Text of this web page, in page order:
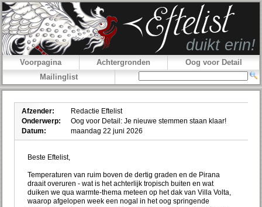
Voorpagina Achtergronden
Oog voor Detail
Mailinglist
Afzender:
Redactie Eftelist
Onderwerp:
Oog voor Detail: Je nieuwe stemmen staan klaar!
Datum:
maandag 22 juni 2026
Beste Eftelist,
Temperaturen van ruim boven de dertig graden en de Pirana
draait overuren - wat is het achterlijk tropisch buiten en wat
duiken we qua warmte-thema meteen op het dak van Villa Volta,
waarop afgelopen week een nogal in het oog springende